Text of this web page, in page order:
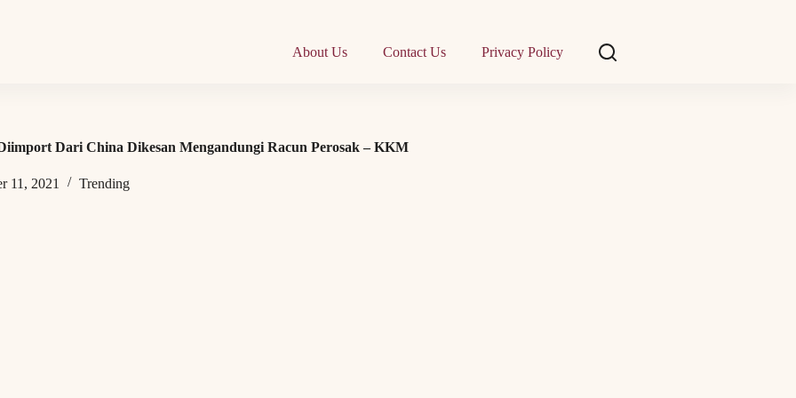
About Us Contact Us Privacy Policy
Dari China Dikesan Mengandungi Racun Perosak – KKM
11, 2021 Trending